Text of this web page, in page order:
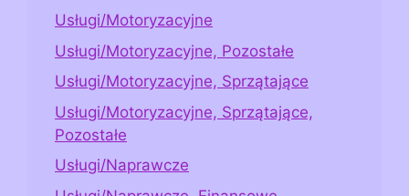
Usługi/Motoryzacyjne
Usługi/Motoryzacyjne, Pozostałe
Usługi/Motoryzacyjne, Sprzątające
Usługi/Motoryzacyjne, Sprzątające,
Pozostałe
Usługi/Naprawcze